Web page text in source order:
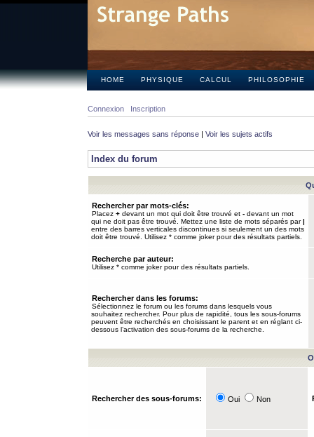
HOME PHYSIQUE CALCUL PHILOSOPHIE
Connexion Inscription
Voir les messages sans réponse | Voir les sujets actifs
Index du forum
Rechercher par mots-clés:
Placez + devant un mot qui doit être trouvé et - devant un mot
qui ne doit pas être trouvé. Mettez une liste de mots séparés par|
entre des barres verticales discontinues si seulement un des mots
doit être trouvé. Utilisez * comme joker pour des résultats partiels.
Recherche par auteur:
Utilisez * comme joker pour des résultats partiels.
Rechercher dans les forums:
Sélectionnez le forum ou les forums dans lesquels vous
souhaitez rechercher. Pour plus de rapidité, tous les sous-forums
peuvent être recherchés en choisissant le parent et en réglant ci-
dessous l’activation des sous-forums de la recherche.
Rechercher des sous-forums: Oui Non